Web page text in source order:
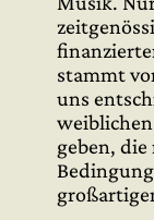
stammt
uns
geben,